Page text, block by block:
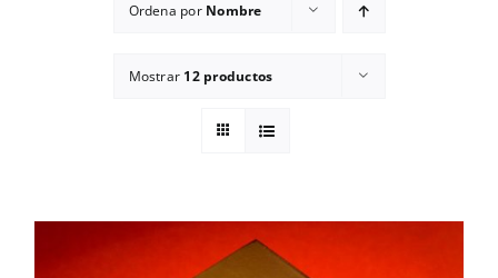
Ordena por Nombre
Mostrar 12 productos